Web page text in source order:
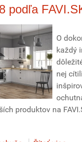
podľa
O
každý
nej
produktov na